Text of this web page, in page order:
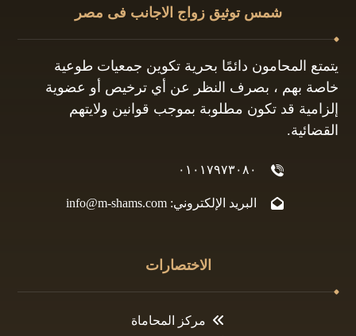
شمس توثيق زواج الاجانب فى مصر
يتمتع المحامون دائمًا بحرية تكوين جمعيات طوعية
خاصة بهم ، بصرف النظر عن أي ترخيص أو عضوية
إلزامية قد تكون مطلوبة بموجب قوانين ولايتهم
القضائية.
٠١٠١٧٩٧٣٠٨٠
البريد الإلكتروني: info@m-shams.com
الاختصارات
مركز المحاماة